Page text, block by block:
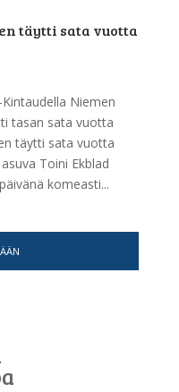
täytti sata vuotta
Niemen
tasan sata vuotta
täytti sata vuotta
Toini Ekblad
komeasti...